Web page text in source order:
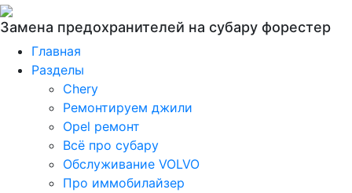
Замена предохранителей на субару форестер
Главная
Разделы
Chery
Ремонтируем джили
Opel ремонт
Всё про субару
Обслуживание VOLVO
Про иммобилайзер